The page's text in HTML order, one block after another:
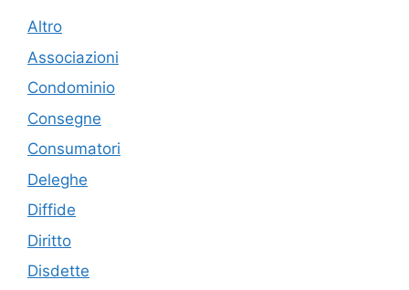
Altro
Associazioni
Condominio
Consegne
Consumatori
Deleghe
Diffide
Diritto
Disdette